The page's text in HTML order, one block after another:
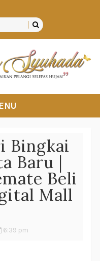
Bingkai
Baru |
Beli
Mall
6:39 pm